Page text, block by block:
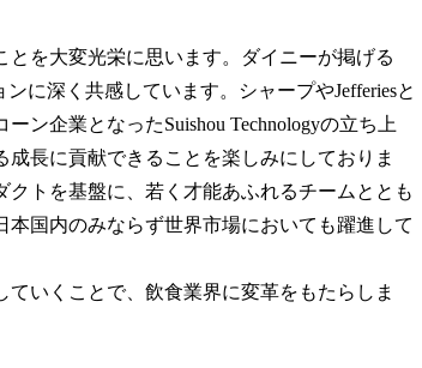
を大変光栄に思います。ダイニーが掲げる
に深く共感しています。シャープやJefferiesと
ン企業となったSuishou Technologyの立ち上
長に貢献できることを楽しみにしておりま
トを基盤に、若く才能あふれるチームととも
国内のみならず世界市場においても躍進して
いくことで、飲食業界に変革をもたらしま